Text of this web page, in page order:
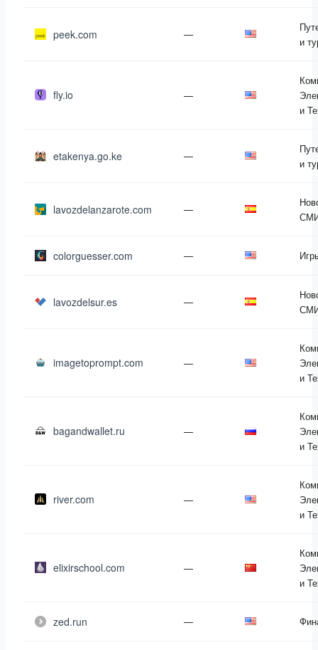
peek.com —
и
fly.io —
и
etakenya.go.ke —
и
lavozdelanzarote.com —
colorguesser.com —
lavozdelsur.es —
imagetoprompt.com —
и
bagandwallet.ru —
и
river.com —
и
elixirschool.com —
и
zed.run —